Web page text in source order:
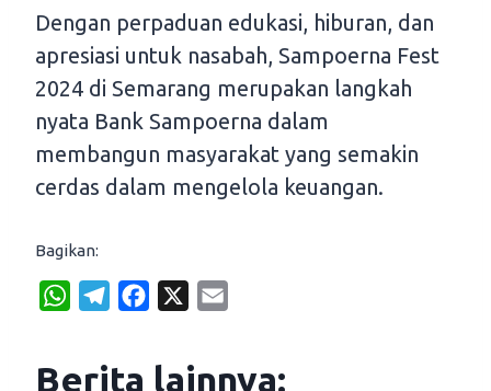
Dengan perpaduan edukasi, hiburan, dan
apresiasi untuk nasabah, Sampoerna Fest
2024 di Semarang merupakan langkah
nyata Bank Sampoerna dalam
membangun masyarakat yang semakin
cerdas dalam mengelola keuangan.
Bagikan:
W
Berita lainnya: